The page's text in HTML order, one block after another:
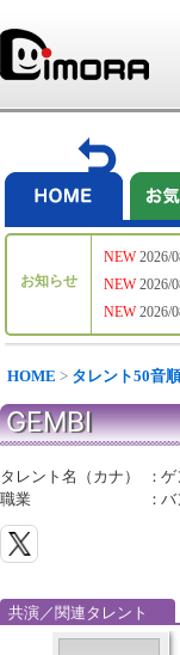
お知らせ
NEW
NEW
NEW
2026/
2026/
2026/
HOME > タレント50音順
GEMBI
タレント名（カナ） ：ゲ
職業
：バ
共演／関連タレント